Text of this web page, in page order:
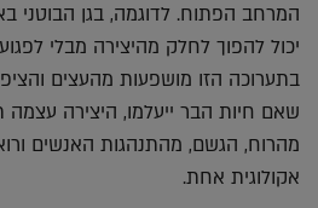
המרחב הפתוח. לדוגמה, בגן הבוטני
יכול להפוך לחלק מהיצירה מבלי לפגוע
בתערוכה הזו מושפעות מהעצים
שאם חיות הבר ייעלמו, היצירה
מהרוח, הגשם, מהתנהגות האנשים
אקולוגית אחת.